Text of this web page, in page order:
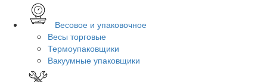
Весовое и упаковочное
Весы торговые
Термоупаковщики
Вакуумные упаковщики